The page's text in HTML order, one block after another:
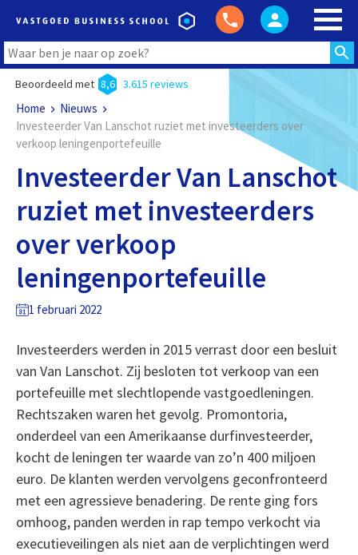
Beoordeeld met 8,6 3.615 reviews
Home
Nieuws
Investeerder Van Lanschot ruziet met investeerders over
verkoop leningenportefeuille
Investeerder Van Lanschot
ruziet met investeerders
over verkoop
leningenportefeuille
1 februari 2022
Investeerders werden in 2015 verrast door een besluit
van Van Lanschot. Zij besloten tot verkoop van een
portefeuille met slechtlopende vastgoedleningen.
Rechtszaken waren het gevolg. Promontoria,
onderdeel van een Amerikaanse durfinvesteerder,
kocht de leningen ter waarde van zo’n 400 miljoen
euro. De klanten werden vervolgens geconfronteerd
met een agressieve benadering. De rente ging fors
omhoog, panden werden in rap tempo verkocht via
executieveilingen als niet aan de verplichtingen werd